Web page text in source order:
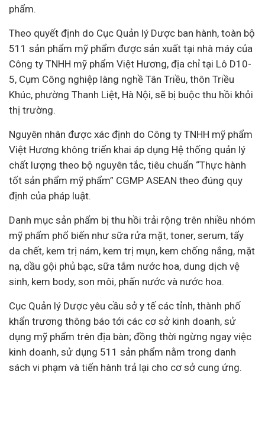
phẩm.
Theo quyết định do Cục Quản lý Dược ban hành, toàn bộ
511 sản phẩm mỹ phẩm được sản xuất tại nhà máy của
Công ty TNHH mỹ phẩm Việt Hương, địa chỉ tại Lô D10-
5, Cụm Công nghiệp làng nghề Tân Triều, thôn Triều
Khúc, phường Thanh Liệt, Hà Nội, sẽ bị buộc thu hồi khỏi
thị trường.
Nguyên nhân được xác định do Công ty TNHH mỹ phẩm
Việt Hương không triển khai áp dụng Hệ thống quản lý
chất lượng theo bộ nguyên tắc, tiêu chuẩn “Thực hành
tốt sản phẩm mỹ phẩm” CGMP ASEAN theo đúng quy
định của pháp luật.
Danh mục sản phẩm bị thu hồi trải rộng trên nhiều nhóm
mỹ phẩm phổ biến như sữa rửa mặt, toner, serum, tẩy
da chết, kem trị nám, kem trị mụn, kem chống nắng, mặt
nạ, dầu gội phủ bạc, sữa tắm nước hoa, dung dịch vệ
sinh, kem body, son môi, phấn nước và nước hoa.
Cục Quản lý Dược yêu cầu sở y tế các tỉnh, thành phố
khẩn trương thông báo tới các cơ sở kinh doanh, sử
dụng mỹ phẩm trên địa bàn; đồng thời ngừng ngay việc
kinh doanh, sử dụng 511 sản phẩm nằm trong danh
sách vi phạm và tiến hành trả lại cho cơ sở cung ứng.